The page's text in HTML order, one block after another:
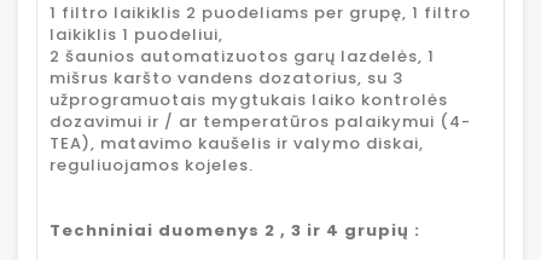
1 filtro laikiklis 2 puodeliams per grupę, 1 filtro
laikiklis 1 puodeliui,
2 šaunios automatizuotos garų lazdelės, 1
mišrus karšto vandens dozatorius, su 3
užprogramuotais mygtukais laiko kontrolės
dozavimui ir / ar temperatūros palaikymui (4-
TEA), matavimo kaušelis ir valymo diskai,
reguliuojamos kojeles.
Techniniai duomenys 2 , 3 ir 4 grupių :